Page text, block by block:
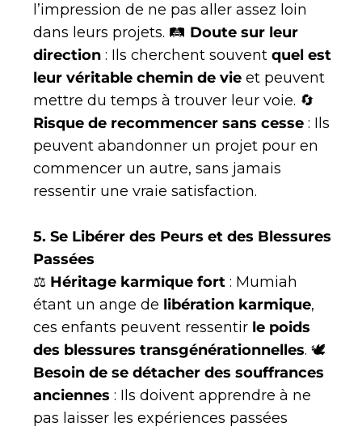
l’impression de ne pas aller assez loin
dans leurs projets. 🛤 Doute sur leur
direction : Ils cherchent souvent quel est
leur véritable chemin de vie et peuvent
mettre du temps à trouver leur voie. 🔄
Risque de recommencer sans cesse : Ils
peuvent abandonner un projet pour en
commencer un autre, sans jamais
ressentir une vraie satisfaction.
5. Se Libérer des Peurs et des Blessures
Passées
⚖ Héritage karmique fort : Mumiah
étant un ange de libération karmique,
ces enfants peuvent ressentir le poids
des blessures transgénérationnelles. 🕊
Besoin de se détacher des souffrances
anciennes : Ils doivent apprendre à ne
pas laisser les expériences passées